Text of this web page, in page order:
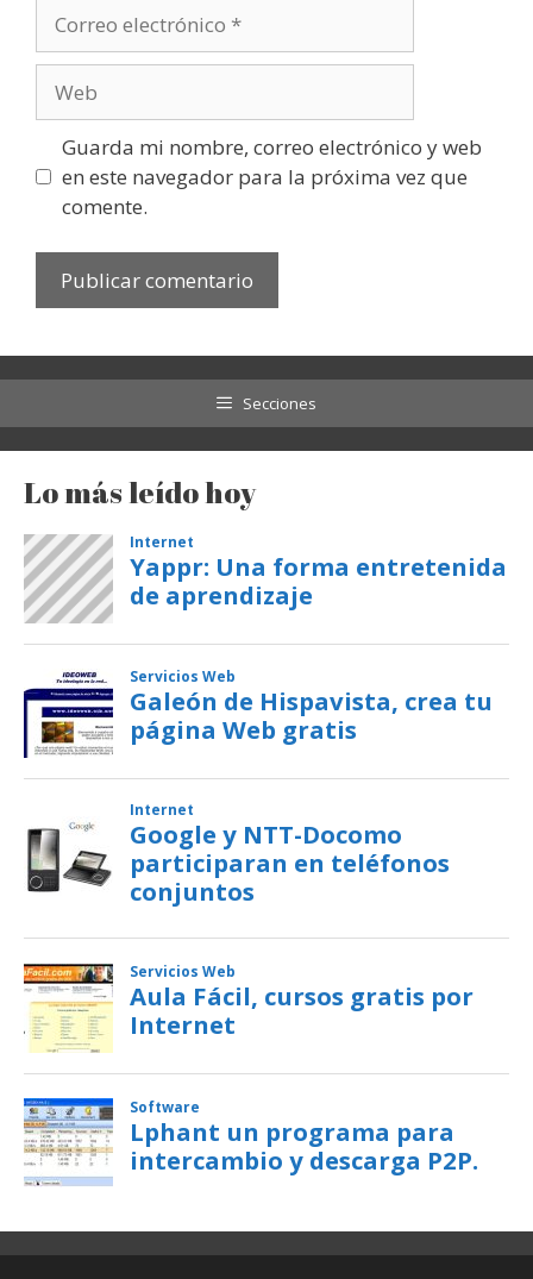
electrónico
Guarda mi nombre, correo electrónico y web
en este navegador para la próxima vez que
comente.
Secciones
Lo más leído hoy